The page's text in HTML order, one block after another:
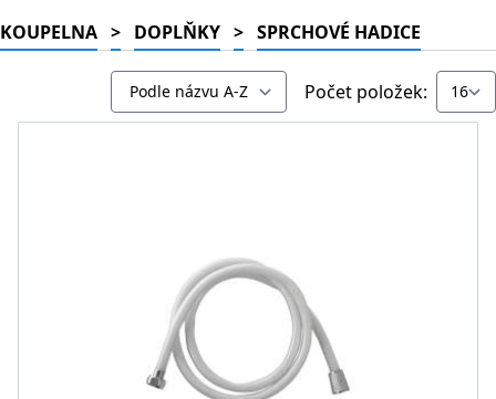
KOUPELNA > DOPLŇKY > SPRCHOVÉ HADICE
Počet položek: